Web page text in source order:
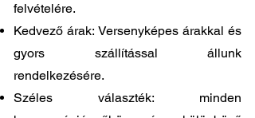
felvételére.
Kedvező árak: Versenyképes árakkal és
gyors szállítással állunk
rendelkezésére.
Széles választék: minden